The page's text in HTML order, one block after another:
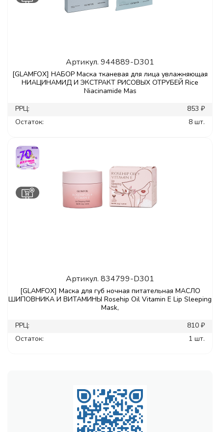
Артикул. 944889-D301
[GLAMFOX] НАБОР Маска тканевая для лица увлажняющая
НИАЦИНАМИД И ЭКСТРАКТ РИСОВЫХ ОТРУБЕЙ Rice
Niacinamide Mas
РРЦ:
853 ₽
Остаток:
8 шт.
Артикул. 834799-D301
[GLAMFOX] Маска для губ ночная питательная МАСЛО
ШИПОВНИКА И ВИТАМИНЫ Rosehip Oil Vitamin E Lip Sleeping
Mask,
РРЦ:
810 ₽
Остаток:
1 шт.